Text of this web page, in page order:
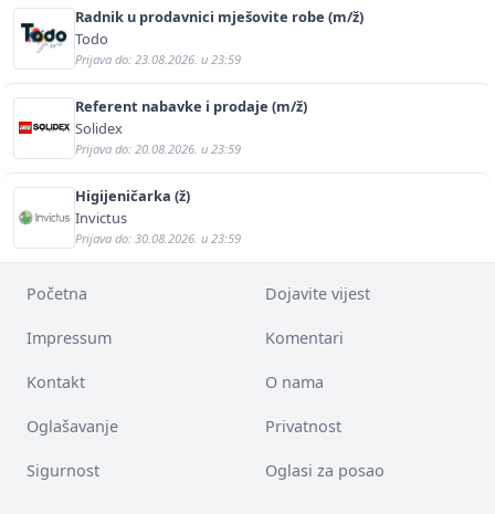
Radnik u prodavnici mješovite robe (m/ž)
Todo
Prijava do: 23.08.2026. u 23:59
Referent nabavke i prodaje (m/ž)
Solidex
Prijava do: 20.08.2026. u 23:59
Higijeničarka (ž)
Invictus
Prijava do: 30.08.2026. u 23:59
Početna Dojavite vijest
Impressum Komentari
Kontakt O nama
Oglašavanje Privatnost
Sigurnost Oglasi za posao